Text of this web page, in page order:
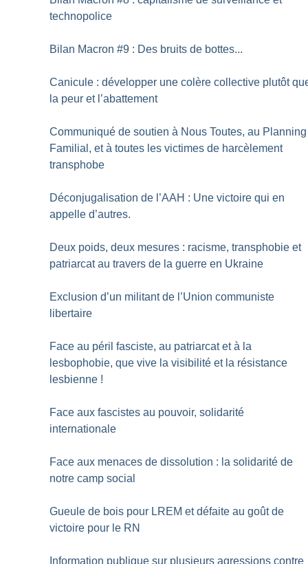
technopolice
Bilan Macron #9 : Des bruits de bottes...
Canicule : développer une colère collective plutôt
la peur et l’abattement
Communiqué de soutien à Nous Toutes, au Planning
Familial, et à toutes les victimes de harcèlement
transphobe
Déconjugalisation de l’AAH : Une victoire qui en
appelle d’autres.
Deux poids, deux mesures : racisme, transphobie et
patriarcat au travers de la guerre en Ukraine
Exclusion d’un militant de l’Union communiste
libertaire
Face au péril fasciste, au patriarcat et à la
lesbophobie, que vive la visibilité et la résistance
lesbienne !
Face aux fascistes au pouvoir, solidarité
internationale
Face aux menaces de dissolution : la solidarité de
notre camp social
Gueule de bois pour LREM et défaite au goût de
victoire pour le RN
Information publique sur plusieurs agressions contre